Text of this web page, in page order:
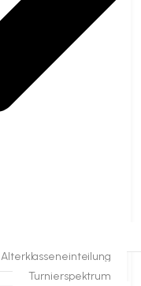
Alterklasseneinteilung
Turnierspektrum